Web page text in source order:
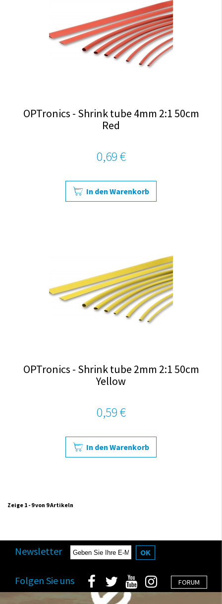
OPTronics - Shrink tube 4mm 2:1 50cm
Red
0,69 €
In den Warenkorb
OPTronics - Shrink tube 2mm 2:1 50cm
Yellow
0,59 €
In den Warenkorb
Zeige 1 - 9 von 9 Artikeln
Newsletter OK
FORUM
Folgen Sie uns